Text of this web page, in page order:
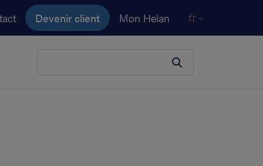
Devenir client Mon Helan fr